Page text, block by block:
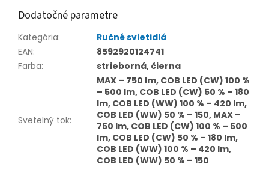
Dodatočné parametre
Kategória:
Ručné svietidlá
EAN:
8592920124741
Farba: strieborná, čierna
Svetelný tok:
MAX – 750 lm, COB LED (CW) 100 %
– 500 lm, COB LED (CW) 50 % – 180
lm, COB LED (WW) 100 % – 420 lm,
COB LED (WW) 50 % – 150, MAX –
750 lm, COB LED (CW) 100 % – 500
lm, COB LED (CW) 50 % – 180 lm,
COB LED (WW) 100 % – 420 lm,
COB LED (WW) 50 % – 150